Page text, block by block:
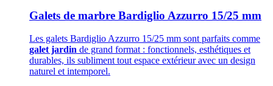
Galets de marbre Bardiglio Azzurro 15/25 mm
Les galets Bardiglio Azzurro 15/25 mm sont parfaits comme
galet jardin de grand format : fonctionnels, esthétiques et
durables, ils subliment tout espace extérieur avec un design
naturel et intemporel.